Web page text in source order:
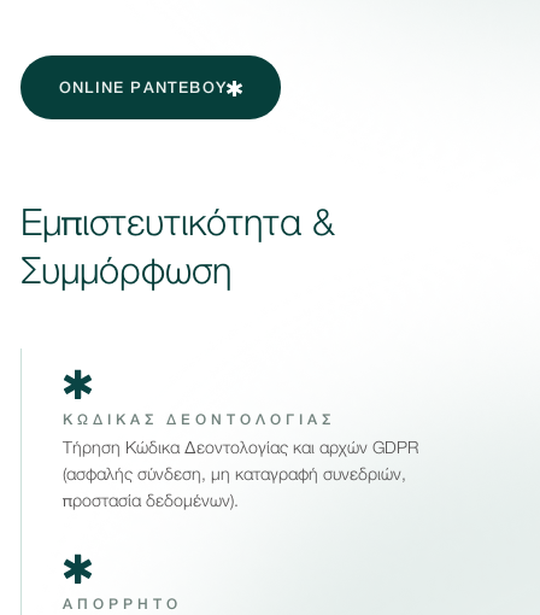
ONLINE ΡΑΝΤΕΒΟΥ
Εμπιστευτικότητα &
Συμμόρφωση
ΚΩΔΙΚΑΣ ΔΕΟΝΤΟΛΟΓΙΑΣ
Τήρηση Κώδικα Δεοντολογίας και αρχών GDPR
(ασφαλής σύνδεση, μη καταγραφή συνεδριών,
προστασία δεδομένων).
ΑΠΟΡΡΗΤΟ